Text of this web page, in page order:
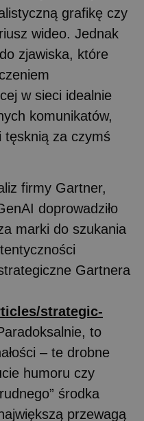
grafikę czy
wideo. Jednak
zjawiska, które
w sieci idealnie
komunikatów,
tęsknią za czymś
firmy Gartner,
doprowadziło
marki do szukania
Gartnera
strategic-
to
– te drobne
humoru czy
środka
przewagą